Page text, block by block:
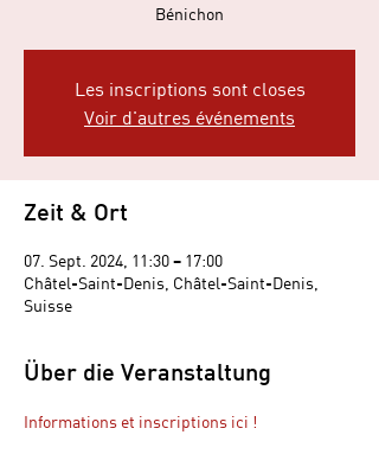
Bénichon
Les inscriptions sont closes
Voir d'autres événements
Zeit & Ort
07. Sept. 2024, 11:30 – 17:00
Châtel-Saint-Denis, Châtel-Saint-Denis,
Suisse
Über die Veranstaltung
Informations et inscriptions ici !